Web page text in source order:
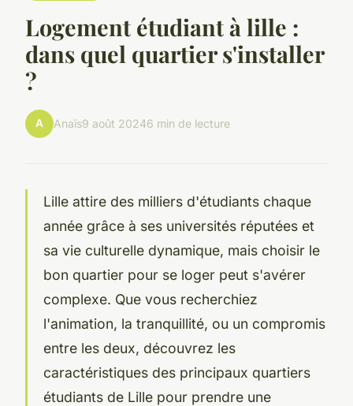
Logement étudiant à lille :
dans quel quartier s'installer
?
A Anaïs9 août 20246 min de lecture
Lille attire des milliers d'étudiants chaque
année grâce à ses universités réputées et
sa vie culturelle dynamique, mais choisir le
bon quartier pour se loger peut s'avérer
complexe. Que vous recherchiez
l'animation, la tranquillité, ou un compromis
entre les deux, découvrez les
caractéristiques des principaux quartiers
étudiants de Lille pour prendre une